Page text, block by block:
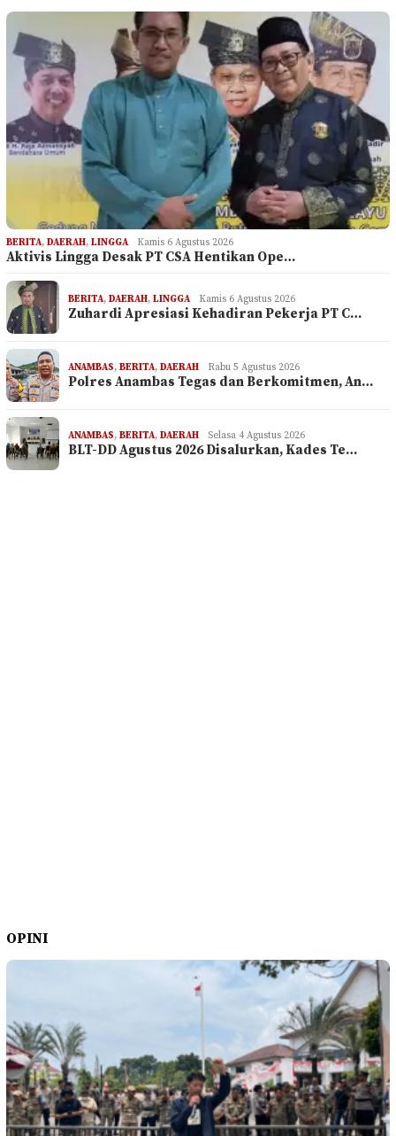
BERITA, DAERAH, LINGGA Kamis 6 Agustus 2026
Aktivis Lingga Desak PT CSA Hentikan Ope…
BERITA, DAERAH, LINGGA Kamis 6 Agustus 2026
Zuhardi Apresiasi Kehadiran Pekerja PT C…
ANAMBAS, BERITA, DAERAH Rabu 5 Agustus 2026
Polres Anambas Tegas dan Berkomitmen, An…
ANAMBAS, BERITA, DAERAH Selasa 4 Agustus 2026
BLT-DD Agustus 2026 Disalurkan, Kades Te…
OPINI